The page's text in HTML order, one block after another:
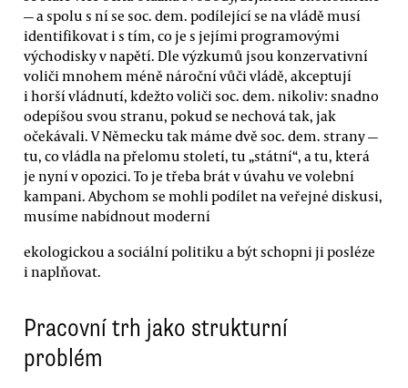
— a spolu s ní se soc. dem. podílející se na vládě musí
identifikovat i s tím, co je s jejími programovými
východisky v napětí. Dle výzkumů jsou konzervativní
voliči mnohem méně nároční vůči vládě, akceptují
i horší vládnutí, kdežto voliči soc. dem. nikoliv: snadno
odepíšou svou stranu, pokud se nechová tak, jak
očekávali. V Německu tak máme dvě soc. dem. strany —
tu, co vládla na přelomu století, tu „státní“, a tu, která
je nyní v opozici. To je třeba brát v úvahu ve volební
kampani. Abychom se mohli podílet na veřejné diskusi,
musíme nabídnout moderní
ekologickou a sociální politiku a být schopni ji posléze
i naplňovat.
Pracovní trh jako strukturní
problém